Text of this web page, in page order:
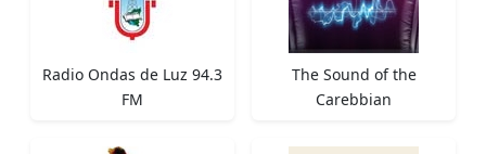
Radio Ondas de Luz 94.3
FM
The Sound of the
Carebbian